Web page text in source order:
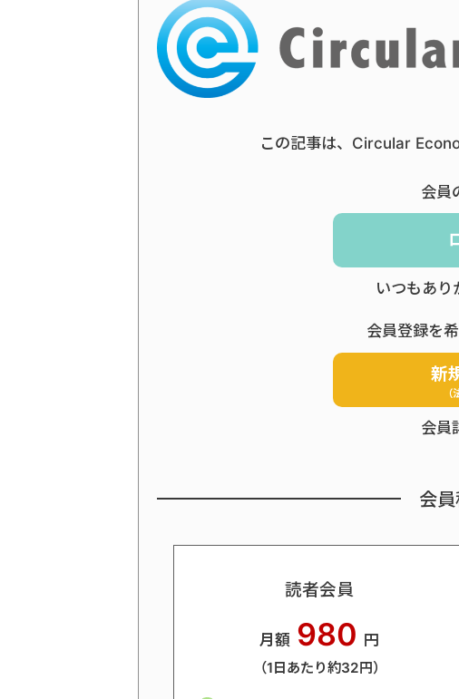
この記事は、Circular
会員
いつもあり
会員登録を
新
（
会員
会
読者会員
月額 980 円
（1日あたり約32円）